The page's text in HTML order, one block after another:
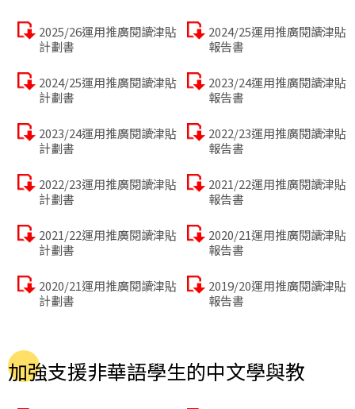
2025/26運用推廣閱讀津貼
計劃書
2024/25運用推廣閱讀津貼
報告書
2024/25運用推廣閱讀津貼
計劃書
2023/24運用推廣閱讀津貼
報告書
2023/24運用推廣閱讀津貼
計劃書
2022/23運用推廣閱讀津貼
報告書
2022/23運用推廣閱讀津貼
計劃書
2021/22運用推廣閱讀津貼
報告書
2021/22運用推廣閱讀津貼
計劃書
2020/21運用推廣閱讀津貼
報告書
2020/21運用推廣閱讀津貼
計劃書
2019/20運用推廣閱讀津貼
報告書
加強支援非華語學生的中文學與教